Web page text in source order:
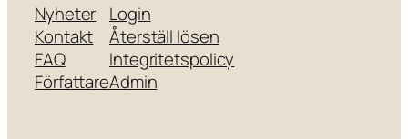
Nyheter
Kontakt
FAQ
Författare
Login
Återställ lösen
Integritetspolicy
Admin